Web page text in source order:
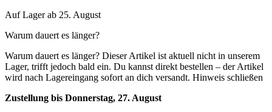
Auf Lager ab 25. August
Warum dauert es länger?
Warum dauert es länger? Dieser Artikel ist aktuell nicht in unserem
Lager, trifft jedoch bald ein. Du kannst direkt bestellen – der Artikel
wird nach Lagereingang sofort an dich versandt. Hinweis schließen
Zustellung bis Donnerstag, 27. August